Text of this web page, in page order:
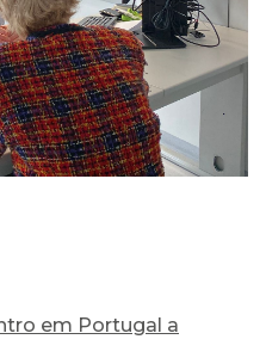
em Portugal a